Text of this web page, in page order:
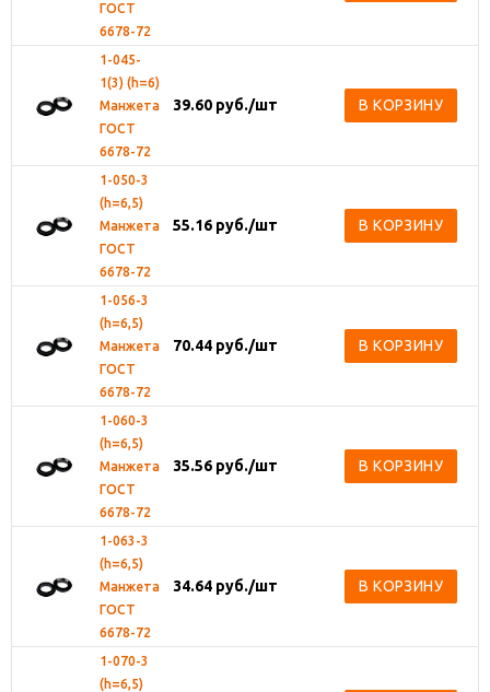
ГОСТ
6678-72
1-045-
1(3) (h=6)
Манжета
ГОСТ
6678-72
39.60 руб./шт В КОРЗИНУ
1-050-3
(h=6,5)
Манжета
ГОСТ
6678-72
55.16 руб./шт В КОРЗИНУ
1-056-3
(h=6,5)
Манжета
ГОСТ
6678-72
70.44 руб./шт В КОРЗИНУ
1-060-3
(h=6,5)
Манжета
ГОСТ
6678-72
35.56 руб./шт В КОРЗИНУ
1-063-3
(h=6,5)
Манжета
ГОСТ
6678-72
34.64 руб./шт В КОРЗИНУ
1-070-3
(h=6,5)